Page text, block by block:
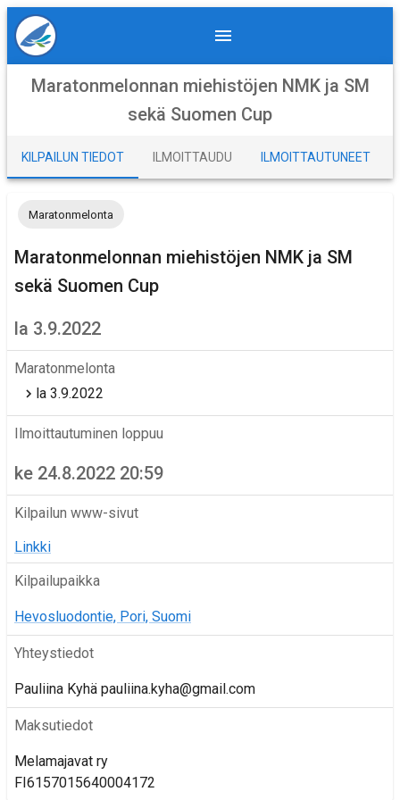
Maratonmelonnan miehistöjen NMK ja SM
sekä Suomen Cup
KILPAILUN TIEDOT ILMOITTAUDU ILMOITTAUTUNEET
Maratonmelonta
Maratonmelonnan miehistöjen NMK ja SM
sekä Suomen Cup
la 3.9.2022
Maratonmelonta
la 3.9.2022
Ilmoittautuminen loppuu
ke 24.8.2022 20:59
Kilpailun www-sivut
Linkki
Kilpailupaikka
Hevosluodontie, Pori, Suomi
Yhteystiedot
Pauliina Kyhä pauliina.kyha@gmail.com
Maksutiedot
Melamajavat ry
FI6157015640004172